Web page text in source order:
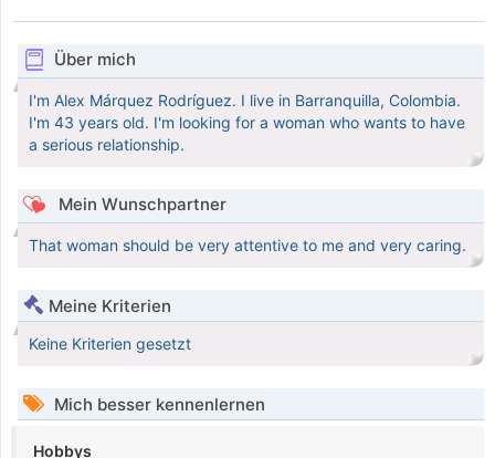
Über mich
I'm Alex Márquez Rodríguez. I live in Barranquilla, Colombia.
I'm 43 years old. I'm looking for a woman who wants to have
a serious relationship.
Mein Wunschpartner
That woman should be very attentive to me and very caring.
Meine Kriterien
Keine Kriterien gesetzt
Mich besser kennenlernen
Hobbys